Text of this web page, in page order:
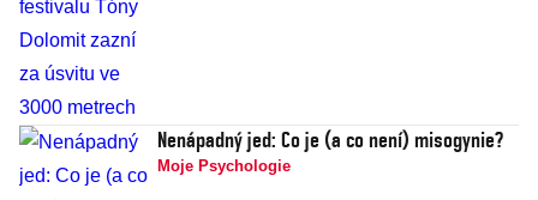
Nenápadný jed: Co je (a co není) misogynie?
Moje Psychologie